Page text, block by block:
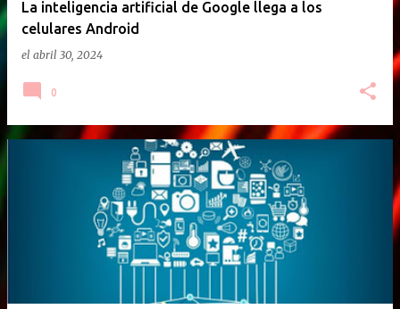
a
s
La inteligencia artificial de Google llega a los
celulares Android
el abril 30, 2024
0